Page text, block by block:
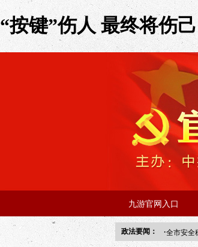
“按键”伤人 最终将伤
九游官网入口
政法要闻： ·全市安全